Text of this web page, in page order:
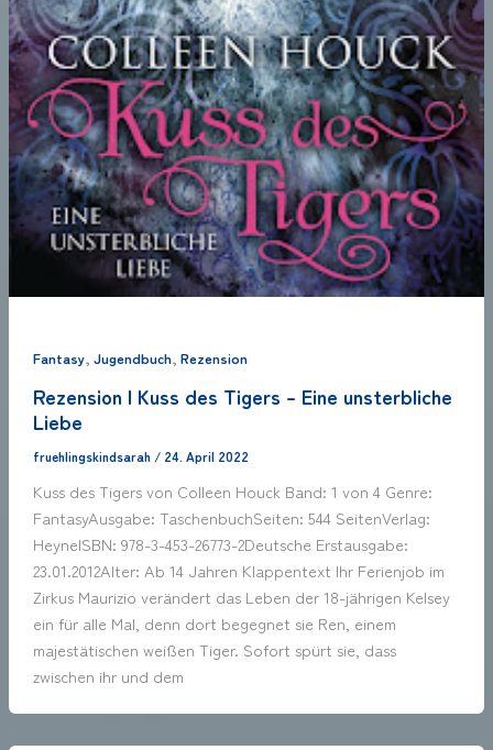
Fantasy, Jugendbuch, Rezension
Rezension | Kuss des Tigers – Eine unsterbliche
Liebe
fruehlingskindsarah / 24. April 2022
Kuss des Tigers von Colleen Houck Band: 1 von 4 Genre:
FantasyAusgabe: TaschenbuchSeiten: 544 SeitenVerlag:
HeyneISBN: 978-3-453-26773-2Deutsche Erstausgabe:
23.01.2012Alter: Ab 14 Jahren Klappentext Ihr Ferienjob im
Zirkus Maurizio verändert das Leben der 18-jährigen Kelsey
ein für alle Mal, denn dort begegnet sie Ren, einem
majestätischen weißen Tiger. Sofort spürt sie, dass
zwischen ihr und dem